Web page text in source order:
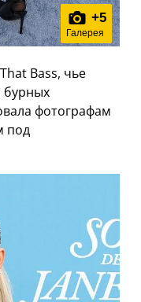
+5
Галерея
Bass, чье
бурных
фотографам
под